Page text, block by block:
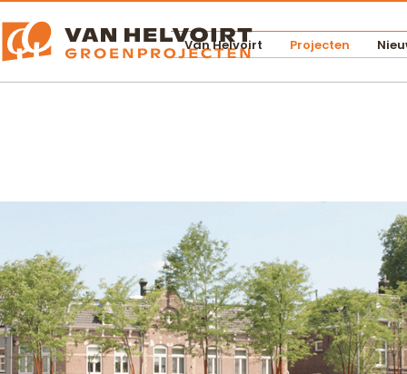
Van Helvoirt Projecten